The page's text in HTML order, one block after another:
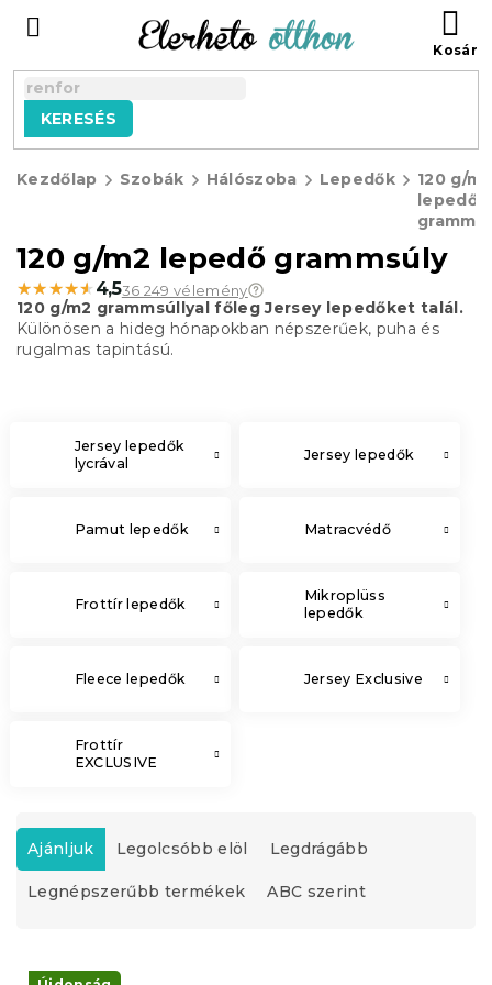
tartalomhoz
KERESÉS
Kezdőlap Szobák Hálószoba Lepedők
120 g/m2
lepedő
120 g/m2 lepedő grammsúly
★★★★★
★★★★★ 4,536 249 vélemény
120 g/m2 grammsúllyal főleg Jersey lepedőket talál.
Különösen a hideg hónapokban népszerűek, puha és
rugalmas tapintású.
Jersey lepedők
lycrával
Jersey lepedők
Pamut lepedők Matracvédő
Frottír lepedők
Mikroplüss
lepedők
Fleece lepedők Jersey Exclusive
Frottír
EXCLUSIVE
T
e
r
m
e
Ajánljuk Legolcsóbb elöl Legdrágább
Legnépszerűbb termékek ABC szerint